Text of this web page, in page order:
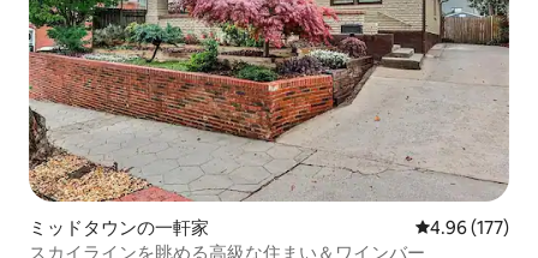
ミッドタウンの一軒家 レビュー177
4.96 (177)
スカイラインを眺める高級な住まい＆ワインバー